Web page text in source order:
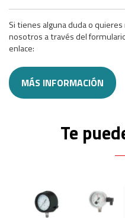
Si tienes alguna duda o
nosotros a través del
enlace:
MÁS INFORMACIÓN
Te